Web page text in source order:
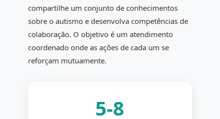
compartilhe um conjunto de conhecimentos
sobre o autismo e desenvolva competências de
colaboração. O objetivo é um atendimento
coordenado onde as ações de cada um se
reforçam mutuamente.
5-8